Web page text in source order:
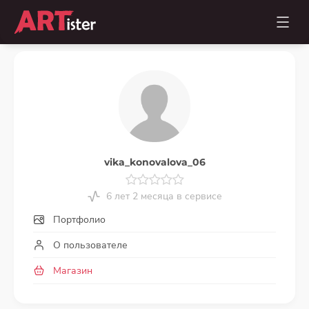
vika_konovalova_06
6 лет 2 месяца в сервисе
Портфолио
О пользователе
Магазин